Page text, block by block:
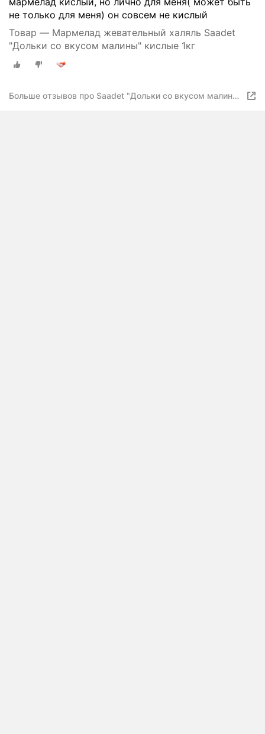
не только для меня) он совсем не кислый
Товар — Мармелад жевательный халяль Saadet
"Дольки со вкусом малины" кислые 1кг
Больше отзывов про Saadet "Дольки со вкусом малины"